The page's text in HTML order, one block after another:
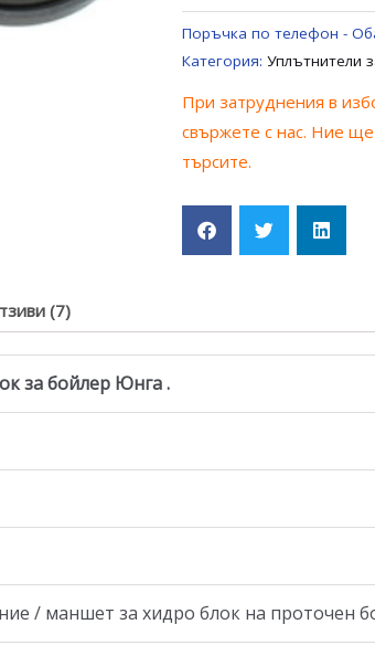
Поръчка по телефон -
Категория: Уплътнители
При затруднения в
свържете с нас. Ние
търсите.
(7)
за бойлер Юнга .
/ маншет за хидро блок на проточен